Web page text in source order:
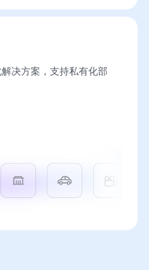
决方案，支持私有化部